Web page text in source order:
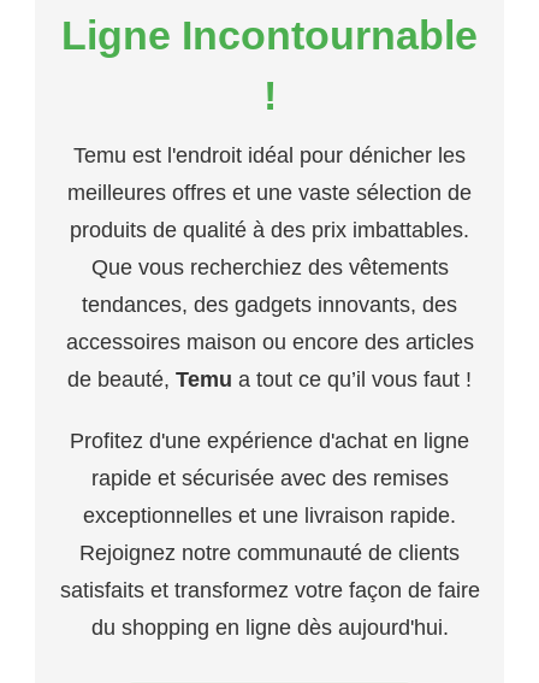
Ligne Incontournable
!
Temu est l'endroit idéal pour dénicher les
meilleures offres et une vaste sélection de
produits de qualité à des prix imbattables.
Que vous recherchiez des vêtements
tendances, des gadgets innovants, des
accessoires maison ou encore des articles
de beauté, Temu a tout ce qu’il vous faut !
Profitez d'une expérience d'achat en ligne
rapide et sécurisée avec des remises
exceptionnelles et une livraison rapide.
Rejoignez notre communauté de clients
satisfaits et transformez votre façon de faire
du shopping en ligne dès aujourd'hui.